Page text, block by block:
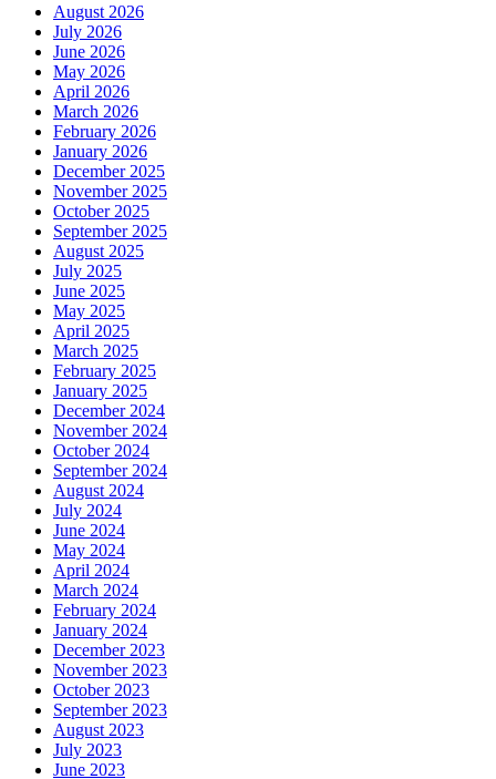
August 2026
July 2026
June 2026
May 2026
April 2026
March 2026
February 2026
January 2026
December 2025
November 2025
October 2025
September 2025
August 2025
July 2025
June 2025
May 2025
April 2025
March 2025
February 2025
January 2025
December 2024
November 2024
October 2024
September 2024
August 2024
July 2024
June 2024
May 2024
April 2024
March 2024
February 2024
January 2024
December 2023
November 2023
October 2023
September 2023
August 2023
July 2023
June 2023